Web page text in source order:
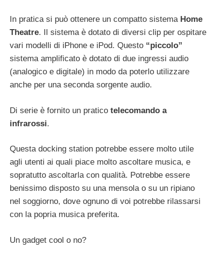
In pratica si può ottenere un compatto sistema Home
Theatre. Il sistema è dotato di diversi clip per ospitare
vari modelli di iPhone e iPod. Questo “piccolo”
sistema amplificato è dotato di due ingressi audio
(analogico e digitale) in modo da poterlo utilizzare
anche per una seconda sorgente audio.
Di serie è fornito un pratico telecomando a
infrarossi.
Questa docking station potrebbe essere molto utile
agli utenti ai quali piace molto ascoltare musica, e
sopratutto ascoltarla con qualità. Potrebbe essere
benissimo disposto su una mensola o su un ripiano
nel soggiorno, dove ognuno di voi potrebbe rilassarsi
con la popria musica preferita.
Un gadget cool o no?